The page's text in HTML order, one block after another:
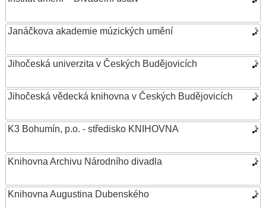
Janáčkova akademie múzických umění
Jihočeská univerzita v Českých Budějovicích
Jihočeská vědecká knihovna v Českých Budějovicích
K3 Bohumín, p.o. - středisko KNIHOVNA
Knihovna Archivu Národního divadla
Knihovna Augustina Dubenského